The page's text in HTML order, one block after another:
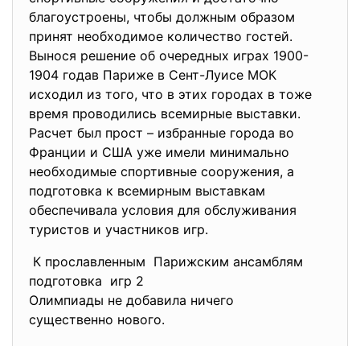
благоустроены, чтобы должным образом
принят необходимое количество гостей.
Вынося решение об очередных играх 1900-
1904 годав Париже в Сент-Луисе МОК
исходил из того, что в этих городах в тоже
время проводились всемирные выставки.
Расчет был прост – избранные города во
Франции и США уже имели минимально
необходимые спортивные сооружения, а
подготовка к всемирным выставкам
обеспечивала условия для обслуживания
туристов и участников игр.
К прославленным Парижским ансамблям
подготовка игр 2
Олимпиады не добавила ничего
существенно нового.